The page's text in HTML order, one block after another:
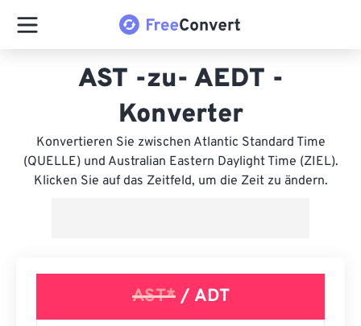
AST -zu- AEDT -
Konverter
Konvertieren Sie zwischen Atlantic Standard Time
(QUELLE) und Australian Eastern Daylight Time (ZIEL).
Klicken Sie auf das Zeitfeld, um die Zeit zu ändern.
AST*/ ADT